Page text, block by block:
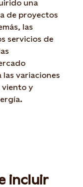
una
de proyectos
las
servicios de
variaciones
viento y
incluir